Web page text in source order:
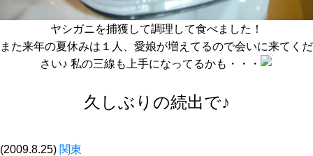
ヤシガニを捕獲して調理して食べました！
また来年の夏休みは１人、愛娘が増えてるので会いに来てくだ
さい♪ 私の三線も上手になってるかも・・・
久しぶりの続出で♪
(2009.8.25) 関東